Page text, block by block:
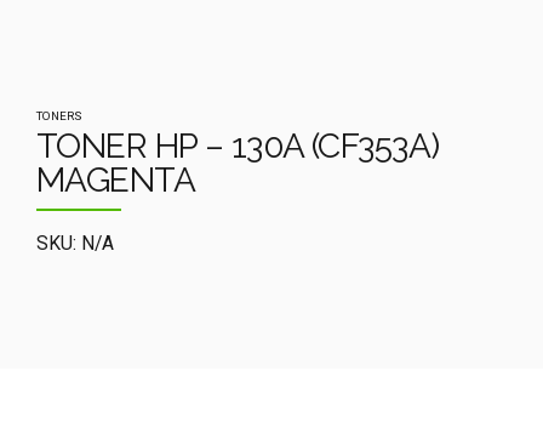
TONERS
TONER HP – 130A (CF353A)
MAGENTA
SKU: N/A